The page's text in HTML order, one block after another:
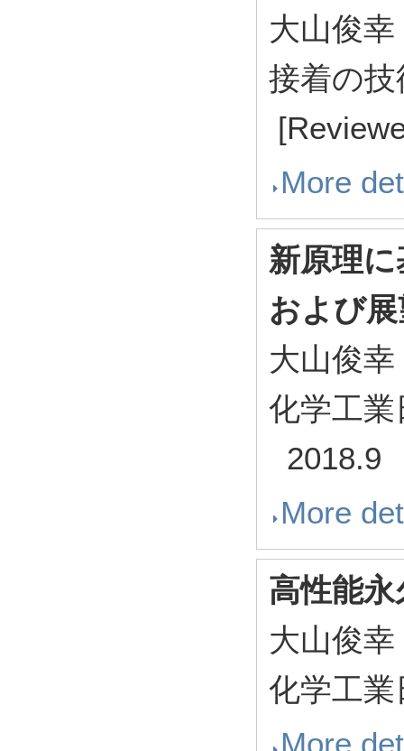
大山俊幸
接着の
More
新原理
および
大山俊幸
化学工業
2018.9
More
高性能
大山俊幸
化学工
More